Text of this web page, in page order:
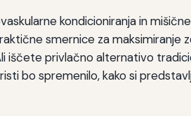
kondicioniranja in
smernice za maksimiranje
iščete privlačno alternativo
bo spremenilo, kako si